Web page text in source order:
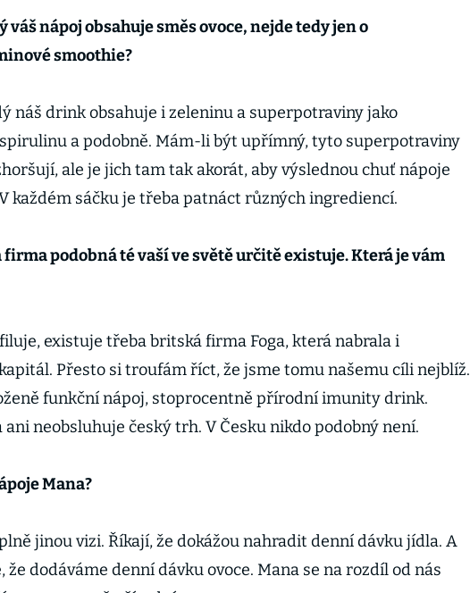
váš nápoj obsahuje směs ovoce, nejde tedy jen o
smoothie?
náš drink obsahuje i zeleninu a superpotraviny jako
a podobně. Mám-li být upřímný, tyto superpotraviny
ale je jich tam tak akorát, aby výslednou chuť nápoje
každém sáčku je třeba patnáct různých ingrediencí.
firma podobná té vaší ve světě určitě existuje. Která je vám
existuje třeba britská firma Foga, která nabrala i
Přesto si troufám říct, že jsme tomu našemu cíli nejblíž.
funkční nápoj, stoprocentně přírodní imunity drink.
ani neobsluhuje český trh. V Česku nikdo podobný není.
Mana?
jinou vizi. Říkají, že dokážou nahradit denní dávku jídla. A
že dodáváme denní dávku ovoce. Mana se na rozdíl od nás